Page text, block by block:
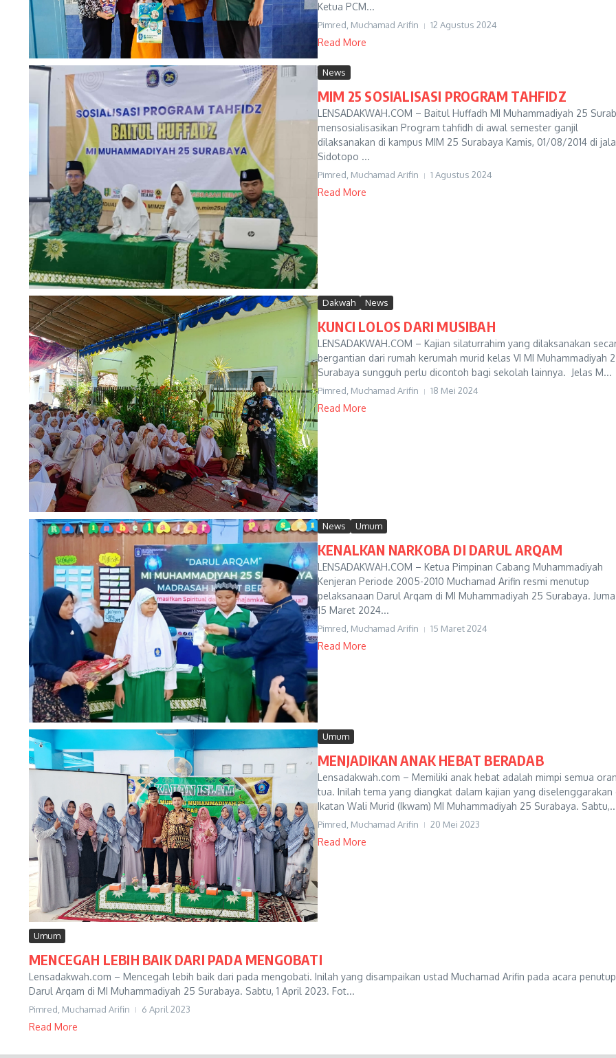
Ketua PCM...
Pimred, Muchamad Arifin 12 Agustus 2024
Read More
News
MIM 25 SOSIALISASI PROGRAM TAHFIDZ
LENSADAKWAH.COM – Baitul Huffadh MI Muhammadiyah 25
mensosialisasikan Program tahfidh di awal semester ganjil
dilaksanakan di kampus MIM 25 Surabaya Kamis, 01/08/2014 di
Sidotopo ...
Pimred, Muchamad Arifin 1 Agustus 2024
Read More
Dakwah News
KUNCI LOLOS DARI MUSIBAH
LENSADAKWAH.COM – Kajian silaturrahim yang dilaksanakan
bergantian dari rumah kerumah murid kelas VI MI Muhammadiyah
Surabaya sungguh perlu dicontoh bagi sekolah lainnya. Jelas M...
Pimred, Muchamad Arifin 18 Mei 2024
Read More
News Umum
KENALKAN NARKOBA DI DARUL ARQAM
LENSADAKWAH.COM – Ketua Pimpinan Cabang Muhammadiyah
Kenjeran Periode 2005-2010 Muchamad Arifin resmi menutup
pelaksanaan Darul Arqam di MI Muhammadiyah 25 Surabaya.
15 Maret 2024...
Pimred, Muchamad Arifin 15 Maret 2024
Read More
Umum
MENJADIKAN ANAK HEBAT BERADAB
Lensadakwah.com – Memiliki anak hebat adalah mimpi semua
tua. Inilah tema yang diangkat dalam kajian yang diselenggarakan
Ikatan Wali Murid (Ikwam) MI Muhammadiyah 25 Surabaya.
Pimred, Muchamad Arifin 20 Mei 2023
Read More
Umum
MENCEGAH LEBIH BAIK DARI PADA MENGOBATI
Lensadakwah.com – Mencegah lebih baik dari pada mengobati. Inilah yang disampaikan ustad Muchamad Arifin pada acara
Darul Arqam di MI Muhammadiyah 25 Surabaya. Sabtu, 1 April 2023. Fot...
Pimred, Muchamad Arifin 6 April 2023
Read More